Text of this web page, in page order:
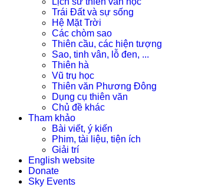
Trái Đất và sự sống
Hệ Mặt Trời
Các chòm sao
Thiên cầu, các hiện tượng
Sao, tinh vân, lỗ đen, ...
Thiên hà
Vũ trụ học
Thiên văn Phương Đông
Dụng cụ thiên văn
Chủ đề khác
Tham khảo
Bài viết, ý kiến
Phim, tài liệu, tiện ích
Giải trí
English website
Donate
Sky Events